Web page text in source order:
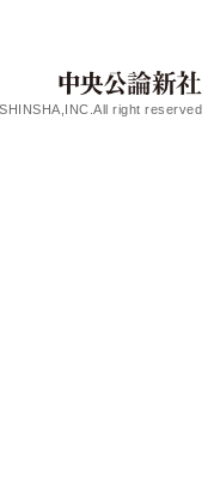
right reserved